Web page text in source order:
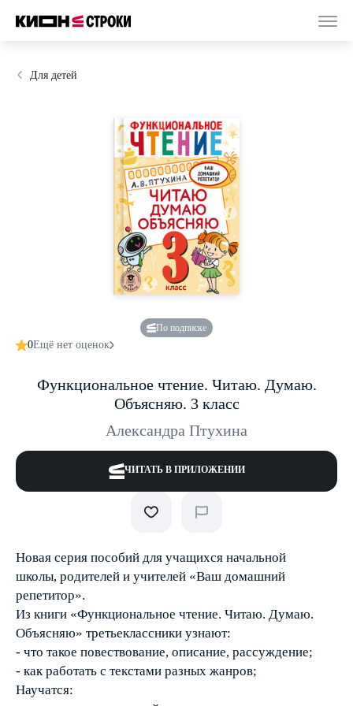
Для детей
По подписке
0Ещё нет оценок
Функциональное чтение. Читаю. Думаю.
Объясняю. 3 класс
Александра Птухина
ЧИТАТЬ В ПРИЛОЖЕНИИ
Новая серия пособий для учащихся начальной
школы, родителей и учителей «Ваш домашний
репетитор».
Из книги «Функциональное чтение. Читаю. Думаю.
Объясняю» третьеклассники узнают:
- что такое повествование, описание, рассуждение;
- как работать с текстами разных жанров;
Научатся: